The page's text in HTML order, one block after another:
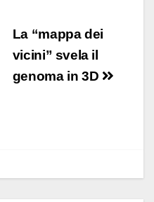
ail n
di
vi
La “mappa dei
vicini” svela il
genoma in 3D